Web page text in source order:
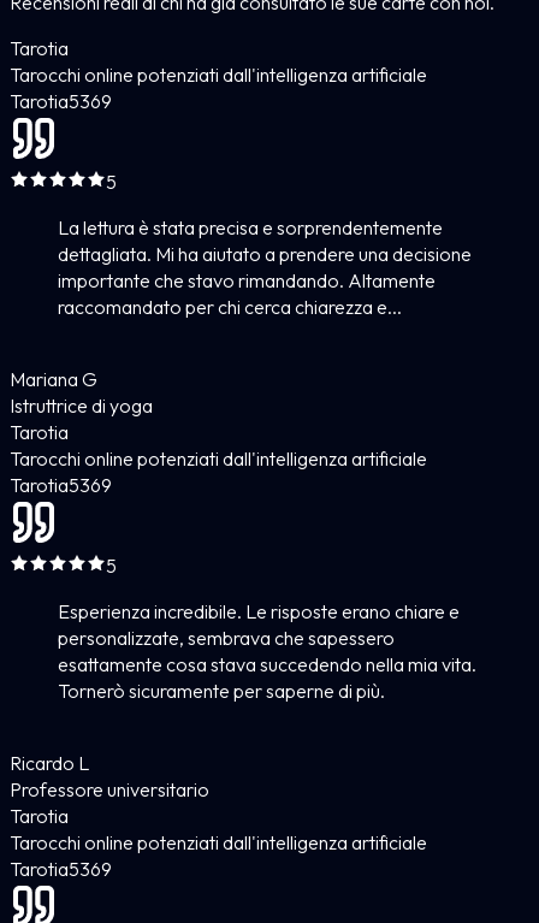
Tarotia
Tarocchi online potenziati dall'intelligenza artificiale
Tarotia5369
5
La lettura è stata precisa e sorprendentemente
dettagliata. Mi ha aiutato a prendere una decisione
importante che stavo rimandando. Altamente
raccomandato per chi cerca chiarezza e...
Mariana G
Istruttrice di yoga
Tarotia
Tarocchi online potenziati dall'intelligenza artificiale
Tarotia5369
5
Esperienza incredibile. Le risposte erano chiare e
personalizzate, sembrava che sapessero
esattamente cosa stava succedendo nella mia vita.
Tornerò sicuramente per saperne di più.
Ricardo L
Professore universitario
Tarotia
Tarocchi online potenziati dall'intelligenza artificiale
Tarotia5369